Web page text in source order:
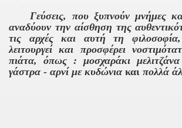
Γεύσεις, που ξυπνούν μνήμες
αναδύουν την αίσθηση της
τις αρχές και αυτή τη
λειτουργεί και προσφέρει
πιάτα, όπως : μοσχαράκι
γάστρα - αρνί με κυδώνια και πολλά